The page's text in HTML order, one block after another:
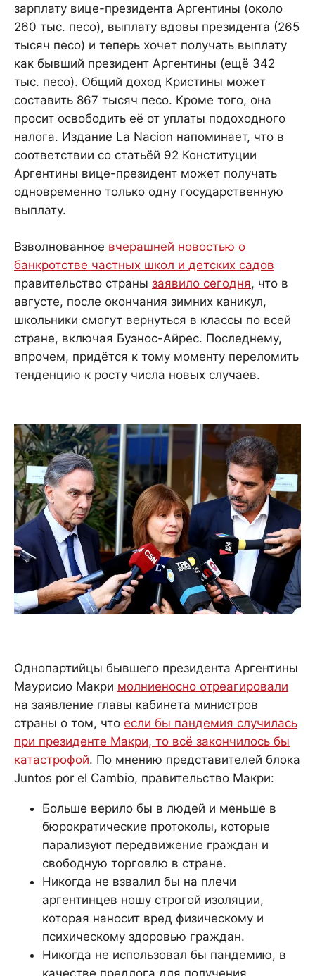
зарплату вице-президента Аргентины (около
260 тыс. песо), выплату вдовы президента (265
тысяч песо) и теперь хочет получать выплату
как бывший президент Аргентины (ещё 342
тыс. песо). Общий доход Кристины может
составить 867 тысяч песо. Кроме того, она
просит освободить её от уплаты подоходного
налога. Издание La Nacion напоминает, что в
соответствии со статьёй 92 Конституции
Аргентины вице-президент может получать
одновременно только одну государственную
выплату.
Взволнованное вчерашней новостью о
банкротстве частных школ и детских садов
правительство страны заявило сегодня, что в
августе, после окончания зимних каникул,
школьники смогут вернуться в классы по всей
стране, включая Буэнос-Айрес. Последнему,
впрочем, придётся к тому моменту переломить
тенденцию к росту числа новых случаев.
Однопартийцы бывшего президента Аргентины
Маурисио Макри молниеносно отреагировали
на заявление главы кабинета министров
страны о том, что если бы пандемия случилась
при президенте Макри, то всё закончилось бы
катастрофой. По мнению представителей блока
Juntos por el Cambio, правительство Макри:
Больше верило бы в людей и меньше в
бюрократические протоколы, которые
парализуют передвижение граждан и
свободную торговлю в стране.
Никогда не взвалил бы на плечи
аргентинцев ношу строгой изоляции,
которая наносит вред физическому и
психическому здоровью граждан.
Никогда не использовал бы пандемию, в